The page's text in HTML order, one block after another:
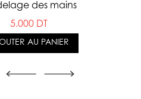
des mains
5.000 DT
AU PANIER